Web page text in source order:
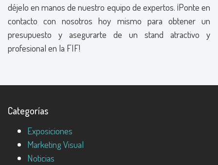
déjelo en manos de nuestro equipo de expertos. ¡Ponte en
contacto con nosotros hoy mismo para obtener un
presupuesto y asegurarte de un stand atractivo y
profesional en la FIF!
Categorías
Exposiciones
Marketing Visual
Noticias